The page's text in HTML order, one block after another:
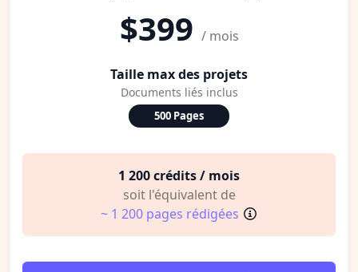
$399 / mois
Taille max des projets
Documents liés inclus
500 Pages
1 200 crédits / mois
soit l'équivalent de
~ 1 200 pages rédigées